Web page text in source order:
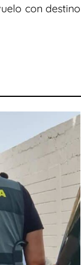
con destino